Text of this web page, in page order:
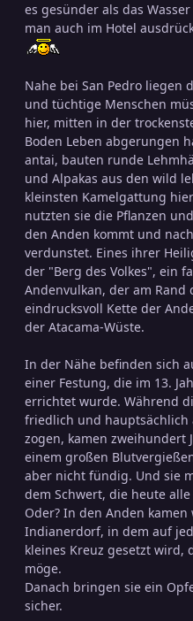
es gesünder als das
man auch im Hotel
Nahe bei San Pedro liegen
und tüchtige Menschen
hier, mitten in der
Boden Leben abgerungen
antai, bauten runde
und Alpakas aus den wild
kleinsten Kamelgattung
nutzten sie die Pflanzen
den Anden kommt und
verdunstet. Eines ihrer
der "Berg des Volkes", ein
Andenvulkan, der am Rand
eindrucksvoll Kette der
der Atacama-Wüste.
In der Nähe befinden sich
einer Festung, die im 13.
errichtet wurde. Während
friedlich und hauptsächlich
zogen, kamen zweihundert
einem großen
aber nicht fündig. Und sie
dem Schwert, die heute
Oder? In den Anden
Indianerdorf, in dem auf
kleines Kreuz gesetzt wird,
möge.
Danach bringen sie ein
sicher.